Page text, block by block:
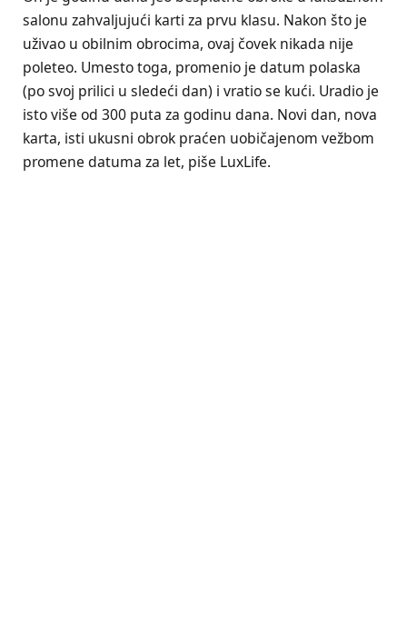
salonu zahvaljujući karti za prvu klasu. Nakon što je
uživao u obilnim obrocima, ovaj čovek nikada nije
poleteo. Umesto toga, promenio je datum polaska
(po svoj prilici u sledeći dan) i vratio se kući. Uradio je
isto više od 300 puta za godinu dana. Novi dan, nova
karta, isti ukusni obrok praćen uobičajenom vežbom
promene datuma za let, piše LuxLife.